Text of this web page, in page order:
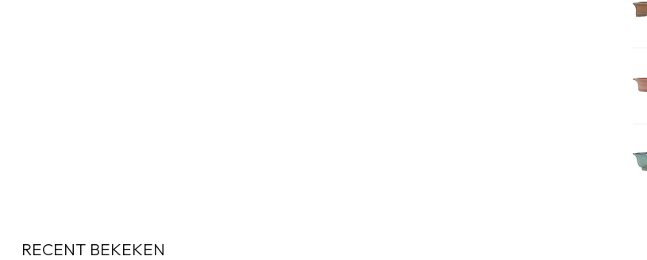
RECENT BEKEKEN